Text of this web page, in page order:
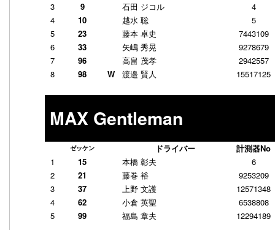
3
9 石田 ジコル
4
4
10 越水 聡
5
5
23 藤本 卓史
7443109
6
33 矢嶋 秀晃
9278679
7
96 高畠 茂孝
2942557
8
98 W 渡邉 賢人 15517125
MAX Gentleman
ゼッケン ドライバー
計測器No
1
15 本橋 彰夫
6
2
21 藤巻 裕
9253209
3
37 上野 文護
12571348
4
62 小倉 英聖
6538808
5
99 福島 章夫 12294189